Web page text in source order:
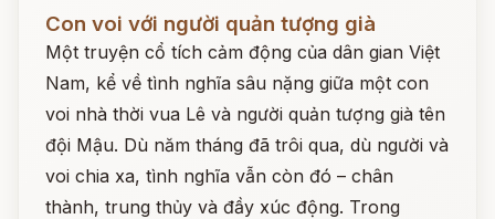
Con voi với người quản tượng già
Một truyện cổ tích cảm động của dân gian Việt
Nam, kể về tình nghĩa sâu nặng giữa một con
voi nhà thời vua Lê và người quản tượng già tên
đội Mậu. Dù năm tháng đã trôi qua, dù người và
voi chia xa, tình nghĩa vẫn còn đó – chân
thành, trung thủy và đầy xúc động. Trong